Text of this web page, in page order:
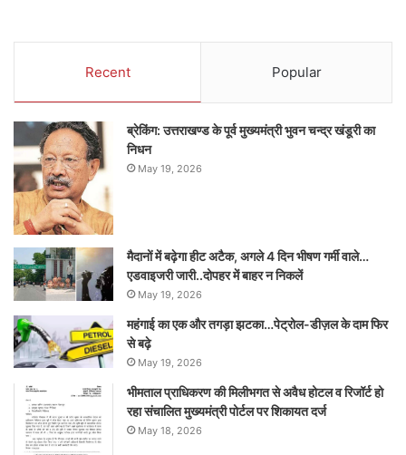
Recent Popular
ब्रेकिंग: उत्तराखण्ड के पूर्व मुख्यमंत्री भुवन चन्द्र खंडूरी का
निधन
May 19, 2026
मैदानों में बढ़ेगा हीट अटैक, अगले 4 दिन भीषण गर्मी वाले…
एडवाइजरी जारी..दोपहर में बाहर न निकलें
May 19, 2026
महंगाई का एक और तगड़ा झटका…पेट्रोल-डीज़ल के दाम फिर
से बढ़े
May 19, 2026
भीमताल प्राधिकरण की मिलीभगत से अवैध होटल व रिजॉर्ट हो
रहा संचालित मुख्यमंत्री पोर्टल पर शिकायत दर्ज
May 18, 2026